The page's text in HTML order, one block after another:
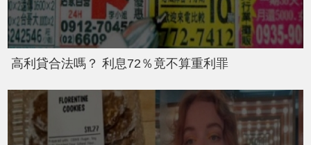
高利貸合法嗎？ 利息72％竟不算重利罪